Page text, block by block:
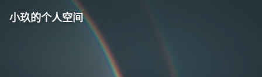
小玖的个人空间